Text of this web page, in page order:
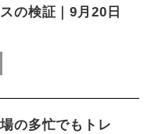
の検証｜9月20日
の多忙でもトレ